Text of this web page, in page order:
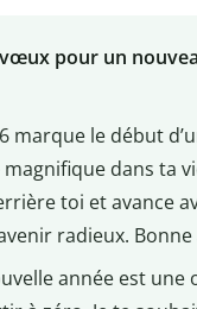
pour un
marque le début
dans ta
toi et avance
radieux. Bonne
année est